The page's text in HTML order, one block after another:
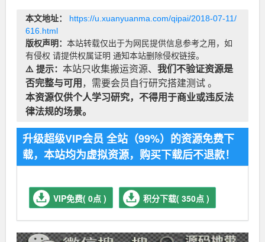
本文地址：
https://u.xuanyuanma.com/qipai/2018-07-11/
616.html
版权声明： 本站转载仅出于为网民提供信息参考之用，如
有侵权 请提供权属证明 通知本站删除侵权链接。
⚠️ 提示： 本站只收集搬运资源、 我们不验证资源是
否完整与可用 ，需要会员自行研究搭建测试 。
本资源仅供个人学习研究，不得用于商业或违反法
律法规的场景。
升级超级VIP会员 全站（99%）的资源免费下
载，本站均为虚拟资源，购买下载后不退款！
VIP免费( 0点 ) 积分下载( 350点 )